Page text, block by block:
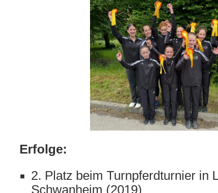
Erfolge:
2. Platz beim Turnpferdturnier in
Schwanheim (2019)